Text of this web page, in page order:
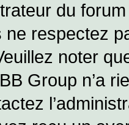
du
ne respectez
noter
Group n’a